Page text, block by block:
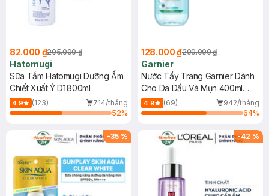
82.000 ₫205.000 ₫
Hatomugi
Sữa Tắm Hatomugi Dưỡng Ẩm
Chiết Xuất Ý Dĩ 800ml
4.9 (123)
714/tháng
52%
128.000 ₫209.000 ₫
Garnier
Nước Tẩy Trang Garnier Dành
Cho Da Dầu Và Mụn 400ml
(Mới)
4.9 (69)
942/tháng
64%
-35 % -42 %